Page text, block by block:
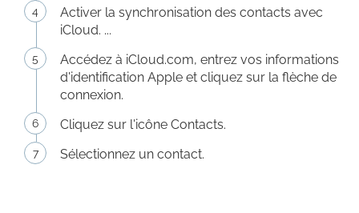
Activer la synchronisation des contacts avec
iCloud. ...
Accédez à iCloud.com, entrez vos informations
d'identification Apple et cliquez sur la flèche de
connexion.
Cliquez sur l'icône Contacts.
Sélectionnez un contact.